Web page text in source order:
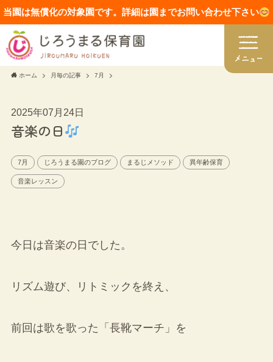
当園は無償化の対象園です。詳細は園までお問い合わせ下さい
ホーム 月毎の記事 7月
2025年07月24日
音楽の日
7月 じろうまる園のブログ まるじメソッド 異年齢保育
音楽レッスン
今日は音楽の日でした。
リズム遊び、リトミックを終え、
前回は歌を歌った「長靴マーチ」を